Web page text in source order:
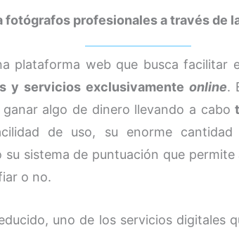
fotógrafos profesionales a través de
plataforma web que busca facilitar
y servicios exclusivamente online.
ganar algo de dinero llevando a cabo
de uso, su enorme
su sistema de puntuación que
o no.
uno de los servicios digitales